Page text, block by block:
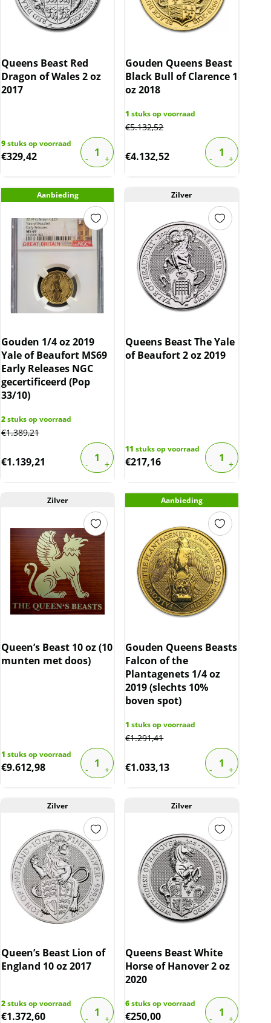
Queens Beast Red
Dragon of Wales 2 oz
2017
9stuks op voorraad
€329,42
Gouden Queens Beast
Black Bull of Clarence 1
oz 2018
1 stuks op voorraad
€5.132,52
€4.132,52
Aanbieding
Gouden 1/4 oz 2019
Yale of Beaufort MS69
Early Releases NGC
gecertificeerd (Pop
33/10)
2stuks op voorraad
€1.389,21
€1.139,21
Zilver
Queens Beast The Yale
of Beaufort 2 oz 2019
11 stuks op voorraad
€217,16
Zilver
Queen’s Beast 10 oz (10
munten met doos)
1 stuks op voorraad
€9.612,98
Aanbieding
Gouden Queens Beasts
Falcon of the
Plantagenets 1/4 oz
2019 (slechts 10%
boven spot)
1 stuks op voorraad
€1.291,41
€1.033,13
Zilver
Queen’s Beast Lion of
England 10 oz 2017
2stuks op voorraad
€1.372,60
Zilver
Queens Beast White
Horse of Hanover 2 oz
2020
6stuks op voorraad
€250,00